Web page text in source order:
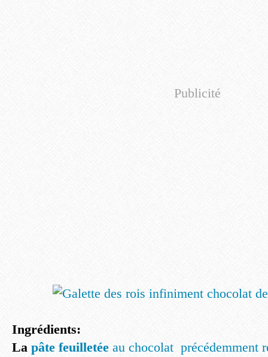
Publicité
Ingrédients:
La pâte feuilletée au chocolat précédemment